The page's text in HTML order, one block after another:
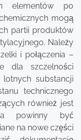
elementów po
mogą
partii produktów
Należy
i połączenia –
dla szczelności
substancji
technicznego
również jest
powinny być
na nowe części